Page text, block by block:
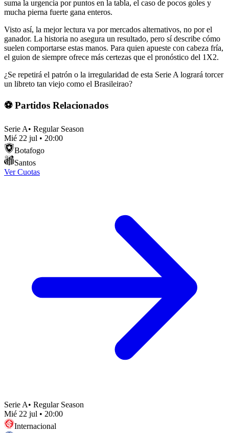
suma la urgencia por puntos en la tabla, el caso de pocos goles y
mucha pierna fuerte gana enteros.
Visto así, la mejor lectura va por mercados alternativos, no por el
ganador. La historia no asegura un resultado, pero sí describe cómo
suelen comportarse estas manos. Para quien apueste con cabeza fría,
el guion de siempre ofrece más certezas que el pronóstico del 1X2.
¿Se repetirá el patrón o la irregularidad de esta Serie A logrará torcer
un libreto tan viejo como el Brasileirao?
⚽ Partidos Relacionados
Serie A• Regular Season
Mié 22 jul • 20:00
Botafogo
Santos
Ver Cuotas
Serie A• Regular Season
Mié 22 jul • 20:00
Internacional